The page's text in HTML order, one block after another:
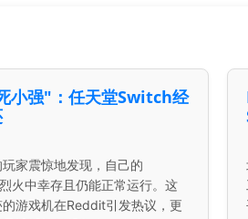
小强"：任天堂Switch经
家震惊地发现，自己的
火中幸存且仍能正常运行。这
游戏机在Reddit引发热议，更